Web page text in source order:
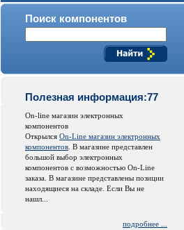
Поиск компонентов
Полезная информация:77
On-line магазин электронных
компонентов
Открылся On-Line магазин электронных
компонентов . В магазине представлен
большой выбор электронных
компонентов с возможностью On-Line
заказа. В магазине представлены позиции
находящиеся на складе. Если Вы не
нашл...
подробнее ...